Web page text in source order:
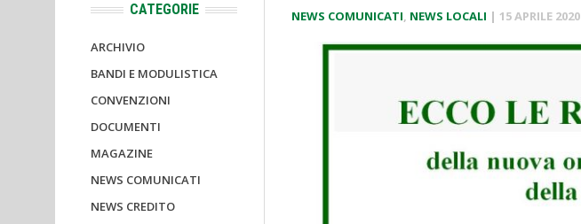
NEWS COMUNICATI, NEWS LOCALI | 15 APRILE 2020
CATEGORIE
ARCHIVIO
BANDI E MODULISTICA
CONVENZIONI
DOCUMENTI
MAGAZINE
NEWS COMUNICATI
NEWS CREDITO